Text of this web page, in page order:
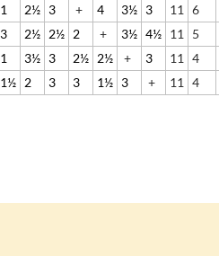
1 2½ 3 + 4 3½ 3 11 6
3 2½ 2½ 2 + 3½ 4½ 11 5
1 3½ 3 2½ 2½ + 3 11 4
1½ 2 3 3 1½ 3 + 11 4